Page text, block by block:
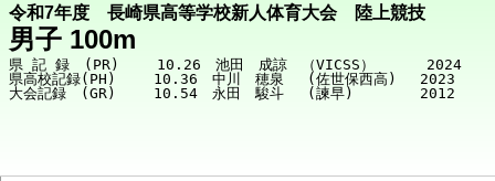
令和7年度 長崎県高等学校新人体育大会 陸上競技
男子 100m
県 記 録　(PR)　　 10.26　池田　成諒　（VICSS）　　　 2024
県高校記録(PH)　　 10.36　中川　穂泉　 (佐世保西高)　 2023